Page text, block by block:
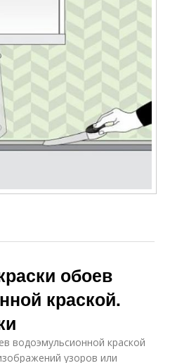
обоев
краской.
водоэмульсионной краской
узоров или